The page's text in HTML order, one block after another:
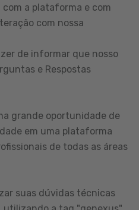
a plataforma e com
com nossa
de informar que nosso
e Respostas
grande oportunidade de
em uma plataforma
de todas as áreas
suas dúvidas técnicas